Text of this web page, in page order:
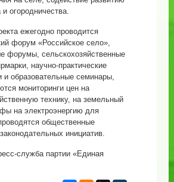
огородничества.
ежегодно проводится
форум «Российское село»,
форумы, сельскохозяйственные
научно-практические
и образовательные семинары,
мониторинги цен на
технику, на земельный
на электроэнергию для
общественные
инициатив.
служба партии «Единая